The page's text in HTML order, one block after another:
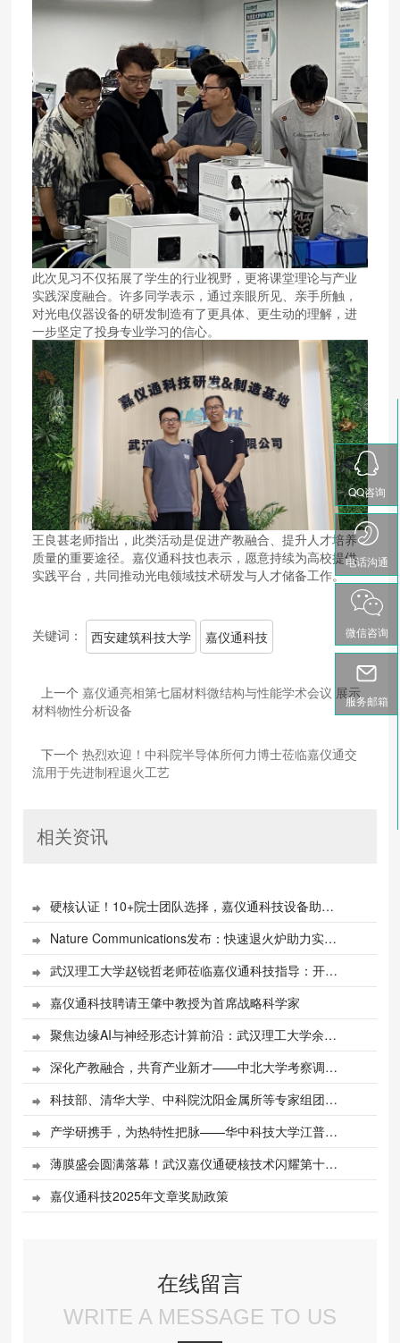
此次见习不仅拓展了学生的行业视野，更将课堂理论与产业
实践深度融合。许多同学表示，通过亲眼所见、亲手所触，
对光电仪器设备的研发制造有了更具体、更生动的理解，进
一步坚定了投身专业学习的信心。
王良甚老师指出，此类活动是促进产教融合、提升人才培养
质量的重要途径。嘉仪通科技也表示，愿意持续为高校提供
实践平台，共同推动光电领域技术研发与人才储备工作。
关键词： 西安建筑科技大学 嘉仪通科技
上一个 嘉仪通亮相第七届材料微结构与性能学术会议 展示
材料物性分析设备
下一个 热烈欢迎！中科院半导体所何力博士莅临嘉仪通交
流用于先进制程退火工艺
相关资讯
 硬核认证！10+院士团队选择，嘉仪通科技设备助力科研攻关
 Nature Communications发布：快速退火炉助力实现原子限域插层，构筑高阈值氮化镓器件
 武汉理工大学赵锐哲老师莅临嘉仪通科技指导：开展新型存储器技术培训并参观研发生产基地
 嘉仪通科技聘请王肇中教授为首席战略科学家
 聚焦边缘AI与神经形态计算前沿：武汉理工大学余念念教授和江汉大学陈子琪教授莅临嘉仪通作专题报告
 深化产教融合，共育产业新才——中北大学考察调研嘉仪通 探讨校企协同育人新模式
 科技部、清华大学、中科院沈阳金属所等专家组团调研嘉仪通 精准指导企业科研攻关
 产学研携手，为热特性把脉——华中科技大学江普庆教授到访嘉仪通探讨热物性测量新技术
 薄膜盛会圆满落幕！武汉嘉仪通硬核技术闪耀第十七届全国薄膜技术研讨会
 嘉仪通科技2025年文章奖励政策
在线留言
WRITE A MESSAGE TO US
QQ咨询
电话沟通
服务邮箱
微信咨询